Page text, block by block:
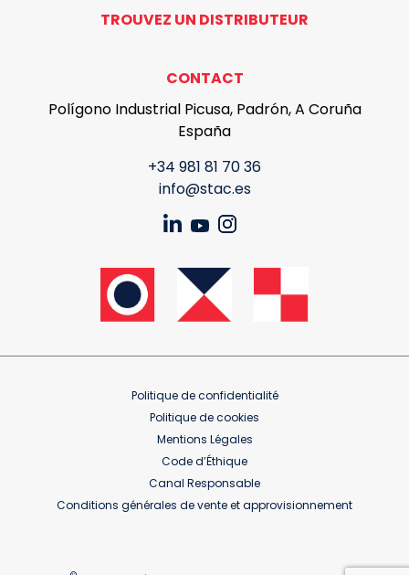
TROUVEZ UN DISTRIBUTEUR
CONTACT
Polígono Industrial Picusa, Padrón, A Coruña
España
+34 981 81 70 36
info@stac.es
Politique de confidentialité
Politique de cookies
Mentions Légales
Code d’Éthique
Canal Responsable
Conditions générales de vente et approvisionnement